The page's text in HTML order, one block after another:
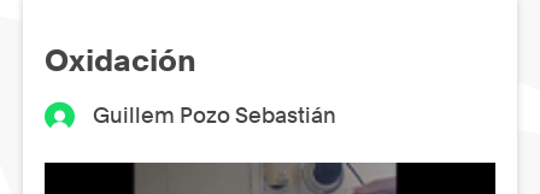
Oxidación
Guillem Pozo Sebastián